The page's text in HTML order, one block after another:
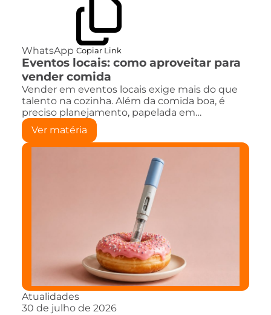
WhatsApp Copiar Link
Eventos locais: como aproveitar para
vender comida
Vender em eventos locais exige mais do que
talento na cozinha. Além da comida boa, é
preciso planejamento, papelada em…
Ver matéria
Atualidades
30 de julho de 2026